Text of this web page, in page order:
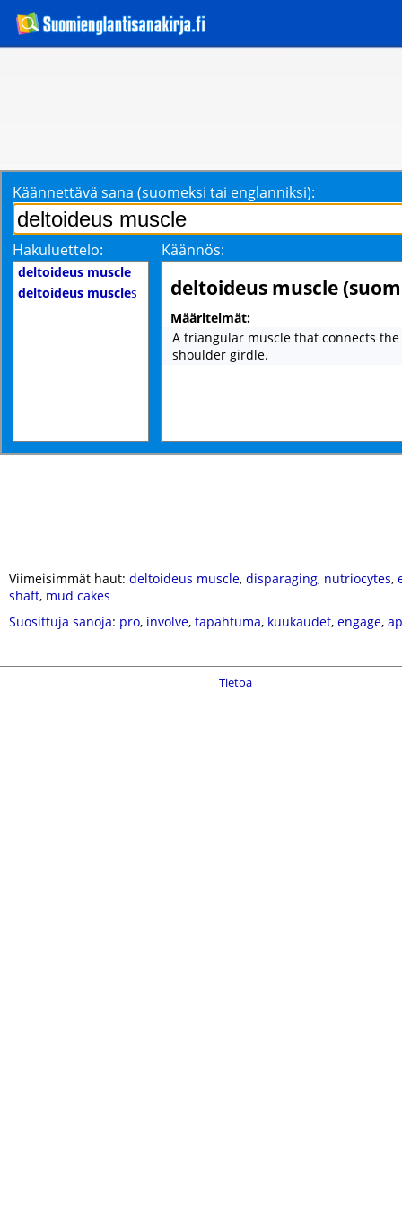
Käännettävä sana (suomeksi tai englanniksi):
Hakuluettelo: Käännös:
deltoideus muscle
deltoideus muscles deltoideus muscle
Määritelmät:
A triangular muscle that connects
shoulder girdle.
Viimeisimmät haut: deltoideus muscle, disparaging, nutriocytes,
shaft, mud cakes
Suosittuja sanoja: pro, involve, tapahtuma, kuukaudet, engage,
Tietoa